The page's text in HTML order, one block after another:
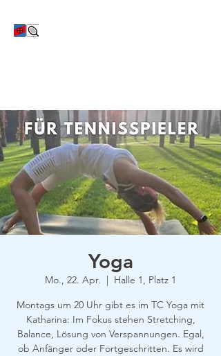
Yoga
Mo., 22. Apr.
  |
Halle 1, Platz 1
Montags um 20 Uhr gibt es im TC Yoga mit
Katharina: Im Fokus stehen Stretching,
Balance, Lösung von Verspannungen. Egal,
ob Anfänger oder Fortgeschritten. Es wird